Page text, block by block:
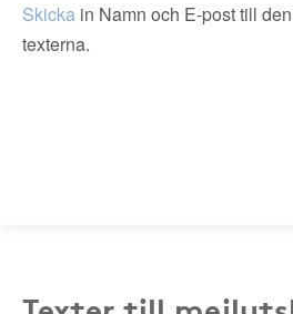
Skicka in Namn och E-post till
texterna.